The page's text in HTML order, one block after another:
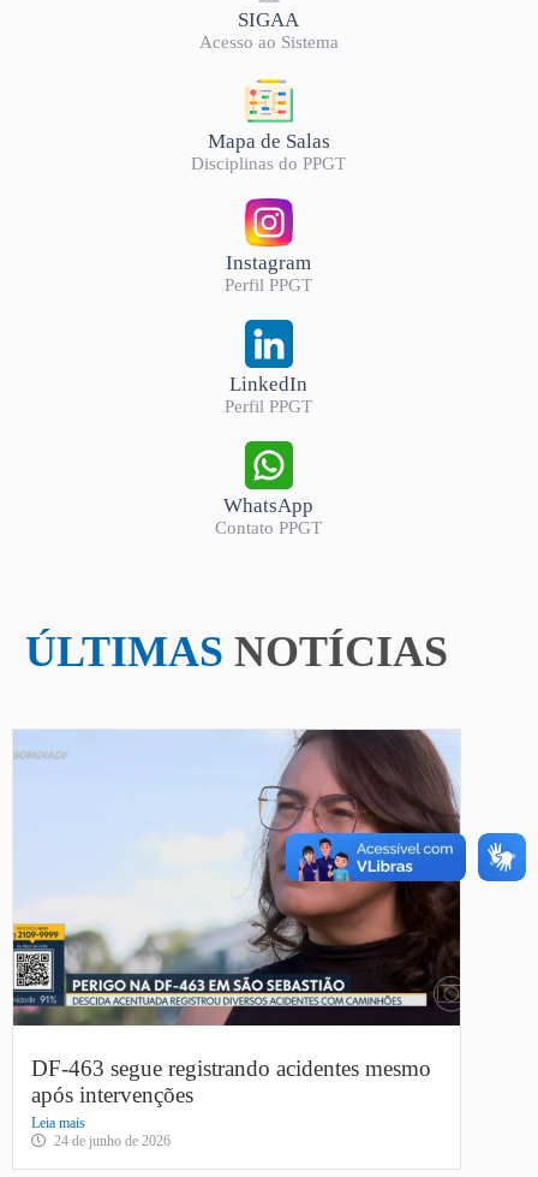
SIGAA
Acesso ao Sistema
Mapa de Salas
Disciplinas do PPGT
Instagram
Perfil PPGT
LinkedIn
Perfil PPGT
WhatsApp
Contato PPGT
ÚLTIMAS NOTÍCIAS
DF-463 segue registrando acidentes mesmo
após intervenções
Leia mais
24 de junho de 2026